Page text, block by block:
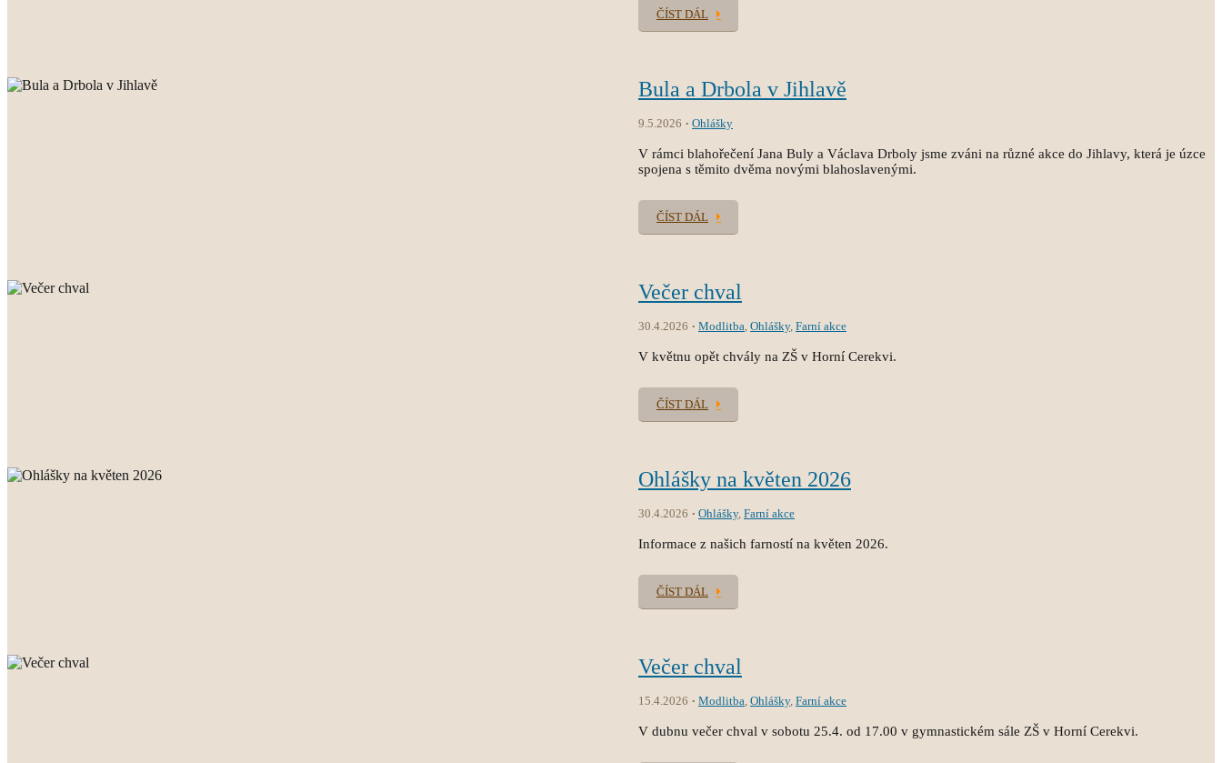
ČÍST DÁL
Bula a Drbola v Jihlavě
9.5.2026 Ohlášky
V rámci blahořečení Jana Buly a Václava Drboly jsme zváni na různé akce do Jihlavy, která je úzce
spojena s těmito dvěma novými blahoslavenými.
ČÍST DÁL
Večer chval
30.4.2026 Modlitba, Ohlášky, Farní akce
V květnu opět chvály na ZŠ v Horní Cerekvi.
ČÍST DÁL
Ohlášky na květen 2026
30.4.2026 Ohlášky, Farní akce
Informace z našich farností na květen 2026.
ČÍST DÁL
Večer chval
15.4.2026 Modlitba, Ohlášky, Farní akce
V dubnu večer chval v sobotu 25.4. od 17.00 v gymnastickém sále ZŠ v Horní Cerekvi.